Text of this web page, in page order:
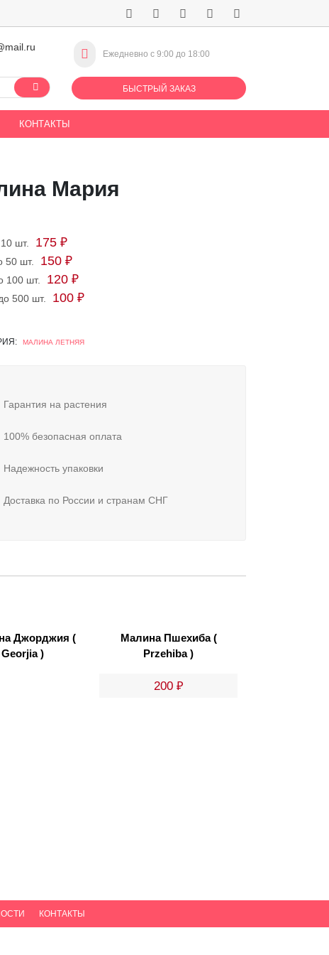
Ежедневно с 9:00 до 18:00
БЫСТРЫЙ ЗАКАЗ
КОНТАКТЫ
Мария
шт. 175 ₽
50 шт. 150 ₽
100 шт. 120 ₽
500 шт. 100 ₽
МАЛИНА ЛЕТНЯЯ
Гарантия на растения
100% безопасная оплата
Надежность упаковки
Доставка по России и странам СНГ
Джорджия (
Georjia )
Малина Пшехиба (
Przehiba )
200 ₽
КОНТАКТЫ